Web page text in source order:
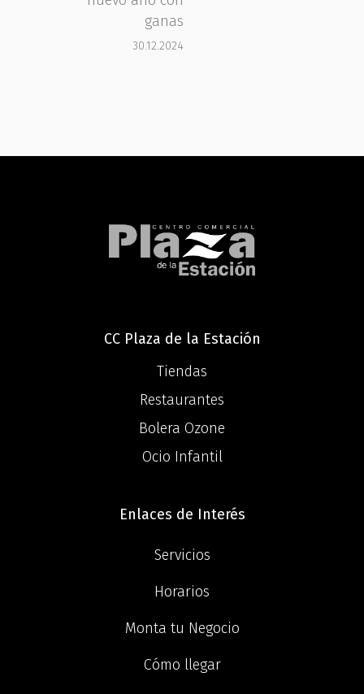
ganas
30.12.2024
CC Plaza de la Estación
Tiendas
Restaurantes
Bolera Ozone
Ocio Infantil
Enlaces de Interés
Servicios
Horarios
Monta tu Negocio
Cómo llegar